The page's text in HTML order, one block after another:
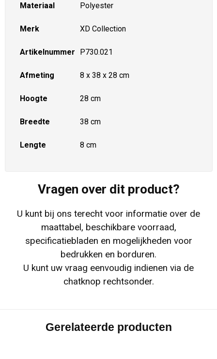
Materiaal Polyester
Merk XD Collection
Artikelnummer P730.021
Afmeting 8 x 38 x 28 cm
Hoogte 28 cm
Breedte 38 cm
Lengte 8 cm
Vragen over dit product?
U kunt bij ons terecht voor informatie over de
maattabel, beschikbare voorraad,
specificatiebladen en mogelijkheden voor
bedrukken en borduren.
U kunt uw vraag eenvoudig indienen via de
chatknop rechtsonder.
Gerelateerde producten